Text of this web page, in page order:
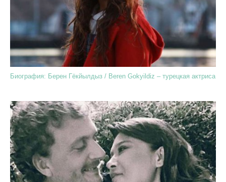
Биография: Берен Гёкйылдыз / Beren Gokyildiz – турецкая актриса